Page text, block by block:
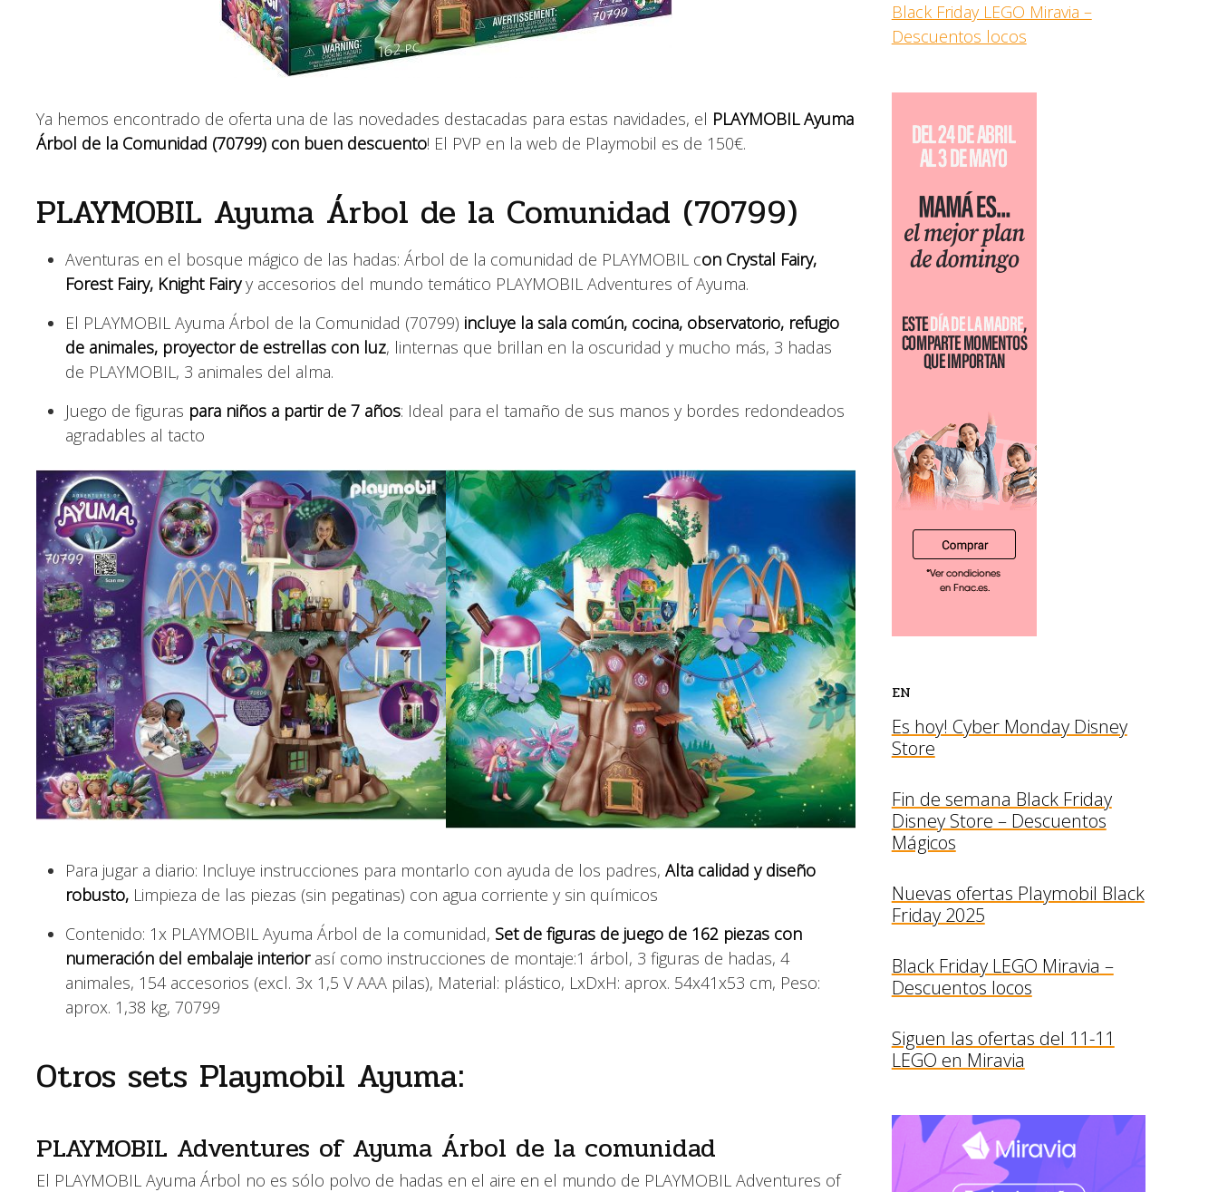
Ya hemos encontrado de oferta una de las novedades destacadas para estas navidades, el PLAYMOBIL Ayuma
Árbol de la Comunidad (70799) con buen descuento! El PVP en la web de Playmobil es de 150€.
PLAYMOBIL Ayuma Árbol de la Comunidad (70799)
Aventuras en el bosque mágico de las hadas: Árbol de la comunidad de PLAYMOBIL con Crystal Fairy,
Forest Fairy, Knight Fairyy accesorios del mundo temático PLAYMOBIL Adventures of Ayuma.
El PLAYMOBIL Ayuma Árbol de la Comunidad (70799) incluye la sala común, cocina, observatorio, refugio
de animales, proyector de estrellas con luz, linternas que brillan en la oscuridad y mucho más, 3 hadas
de PLAYMOBIL, 3 animales del alma.
Juego de figuras para niños a partir de 7 años: Ideal para el tamaño de sus manos y bordes redondeados
agradables al tacto
Para jugar a diario: Incluye instrucciones para montarlo con ayuda de los padres, Alta calidad y diseño
robusto, Limpieza de las piezas (sin pegatinas) con agua corriente y sin químicos
Contenido: 1x PLAYMOBIL Ayuma Árbol de la comunidad, Set de figuras de juego de 162 piezas con
numeración del embalaje interiorasí como instrucciones de montaje:1 árbol, 3 figuras de hadas, 4
animales, 154 accesorios (excl. 3x 1,5 V AAA pilas), Material: plástico, LxDxH: aprox. 54x41x53 cm, Peso:
aprox. 1,38 kg, 70799
Otros sets Playmobil Ayuma:
PLAYMOBIL Adventures of Ayuma Árbol de la comunidad
El PLAYMOBIL Ayuma Árbol no es sólo polvo de hadas en el aire en el mundo de PLAYMOBIL Adventures of
Black Friday LEGO Miravia –
Descuentos locos
EN
Es hoy! Cyber Monday Disney
Store
Fin de semana Black Friday
Disney Store – Descuentos
Mágicos
Nuevas ofertas Playmobil Black
Friday 2025
Black Friday LEGO Miravia –
Descuentos locos
Siguen las ofertas del 11-11
LEGO en Miravia